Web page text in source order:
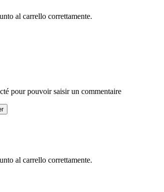
al carrello correttamente.
pour pouvoir saisir un commentaire
al carrello correttamente.